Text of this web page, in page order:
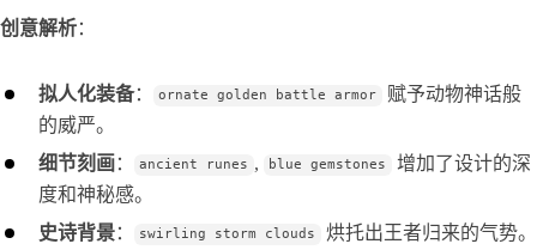
创意解析：
拟人化装备： ornate golden battle armor
赋予动物神话般
的威严。
细节刻画： ancient runes , blue gemstones
增加了设计的深
度和神秘感。
史诗背景： swirling storm clouds 烘托出王者归来的气势。